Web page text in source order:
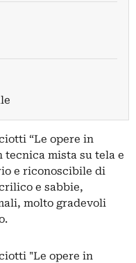
“Le opere in
tecnica mista su tela e
e riconoscibile di
e sabbie,
molto gradevoli
"Le opere in